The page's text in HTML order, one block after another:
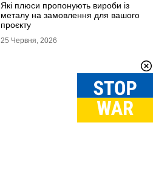
Які плюси пропонують вироби із
металу на замовлення для вашого
проєкту
25 Червня, 2026